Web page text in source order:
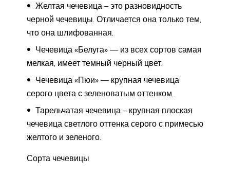
Желтая чечевица – это разновидность
черной чечевицы. Отличается она только тем,
что она шлифованная.
Чечевица «Белуга» — из всех сортов самая
мелкая, имеет темный черный цвет.
Чечевица «Пюи» — крупная чечевица
серого цвета с зеленоватым оттенком.
Тарельчатая чечевица – крупная плоская
чечевица светлого оттенка серого с примесью
желтого и зеленого.
Сорта чечевицы